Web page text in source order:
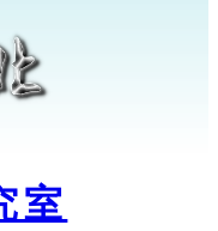
室